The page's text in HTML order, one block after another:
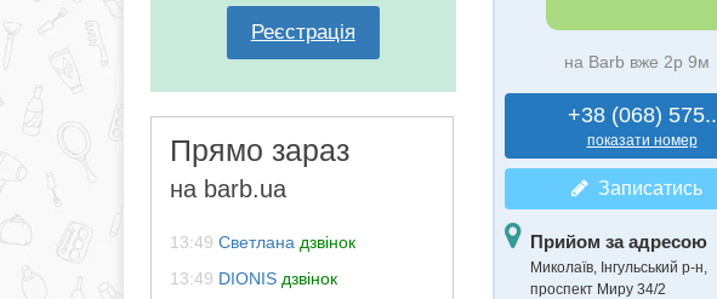
Реєстрація
Прямо зараз
на barb.ua
13:49 Светлана дзвінок
13:49 DIONIS дзвінок
на Barb вже 2р 9м
+38 (068) 575..
показати номер
Записатись
Прийом за адресою
Миколаїв, Інгульський р-н,
проспект Миру 34/2